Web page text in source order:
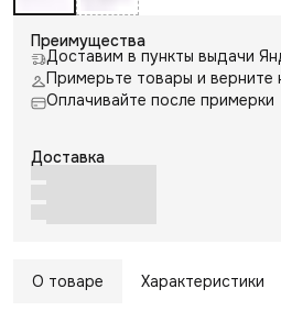
Преимущества
Доставим в пункты выдачи
Примерьте товары и
Оплачивайте после примерки
Доставка
О товаре Характеристики